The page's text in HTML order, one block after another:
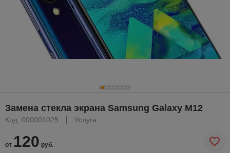
Замена стекла экрана Samsung Galaxy M12
Код: 000001025 Услуга
от 120 руб.